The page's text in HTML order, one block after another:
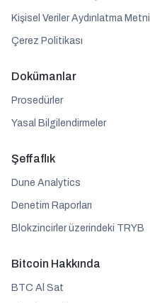
Kişisel Veriler Aydınlatma Metni
Çerez Politikası
Dokümanlar
Prosedürler
Yasal Bilgilendirmeler
Şeffaflık
Dune Analytics
Denetim Raporları
Blokzincirler üzerindeki TRYB
Bitcoin Hakkında
BTC Al Sat